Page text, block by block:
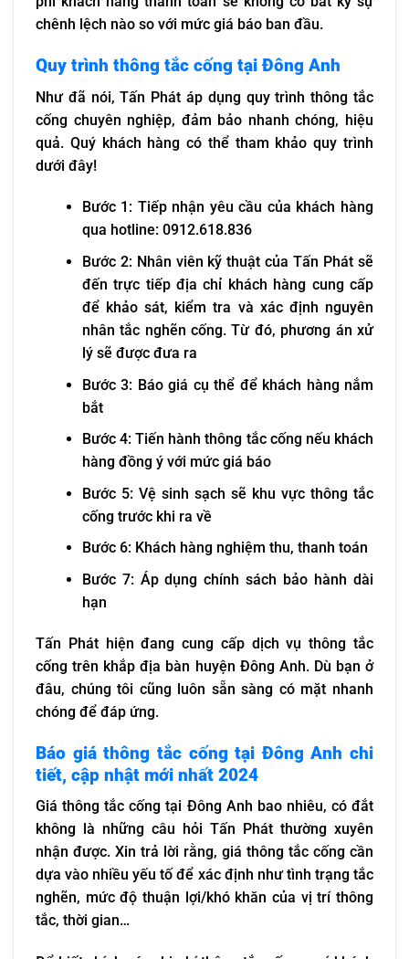
chênh lệch nào so với mức giá báo ban đầu.
Quy trình thông tắc cống tại Đông Anh
Như đã nói, Tấn Phát áp dụng quy trình thông tắc
cống chuyên nghiệp, đảm bảo nhanh chóng, hiệu
quả. Quý khách hàng có thể tham khảo quy trình
dưới đây!
Bước 1: Tiếp nhận yêu cầu của khách hàng
qua hotline: 0912.618.836
Bước 2: Nhân viên kỹ thuật của Tấn Phát sẽ
đến trực tiếp địa chỉ khách hàng cung cấp
để khảo sát, kiểm tra và xác định nguyên
nhân tắc nghẽn cống. Từ đó, phương án xử
lý sẽ được đưa ra
Bước 3: Báo giá cụ thể để khách hàng nắm
bắt
Bước 4: Tiến hành thông tắc cống nếu khách
hàng đồng ý với mức giá báo
Bước 5: Vệ sinh sạch sẽ khu vực thông tắc
cống trước khi ra về
Bước 6: Khách hàng nghiệm thu, thanh toán
Bước 7: Áp dụng chính sách bảo hành dài
hạn
Tấn Phát hiện đang cung cấp dịch vụ thông tắc
cống trên khắp địa bàn huyện Đông Anh. Dù bạn ở
đâu, chúng tôi cũng luôn sẵn sàng có mặt nhanh
chóng để đáp ứng.
Báo giá thông tắc cống tại Đông Anh chi
tiết, cập nhật mới nhất 2024
Giá thông tắc cống tại Đông Anh bao nhiêu, có đắt
không là những câu hỏi Tấn Phát thường xuyên
nhận được. Xin trả lời rằng, giá thông tắc cống cần
dựa vào nhiều yếu tố để xác định như tình trạng tắc
nghẽn, mức độ thuận lợi/khó khăn của vị trí thông
tắc, thời gian…